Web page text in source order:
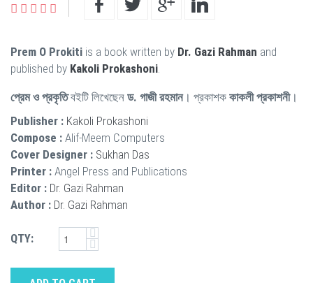
Prem O Prokiti is a book written by Dr. Gazi Rahman and
published by Kakoli Prokashoni
প্রেম ও প্রকৃতিবইটি লিখেছেন ড. গাজী রহমান। প্রকাশক কাকলী প্রকাশনী।
Publisher : Kakoli Prokashoni
Compose : Alif-Meem Computers
Cover Designer : Sukhan Das
Printer : Angel Press and Publications
Editor : Dr. Gazi Rahman
Author : Dr. Gazi Rahman
QTY: